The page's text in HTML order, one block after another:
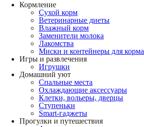
Кормление
Сухой корм
Ветеринарные диеты
Влажный корм
Заменители молока
Лакомства
Миски и контейнеры для корма
Игры и развлечения
Игрушки
Домашний уют
Спальные места
Охлаждающие аксессуары
Клетки, вольеры, дверцы
Ступеньки
Smart-гаджеты
Прогулки и путешествия